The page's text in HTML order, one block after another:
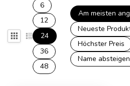
6
12
24
36
48
Am meisten
Neueste
Höchster Preis
Name